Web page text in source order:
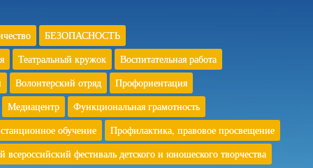
БЕЗОПАСНОСТЬ
Театральный кружок
Воспитательная работа
Волонтерский отряд
Профориентация
Медиацентр
Функциональная грамотность
обучение
Профилактика, правовое просвещение
всероссийский фестиваль детского и юношеского творчества